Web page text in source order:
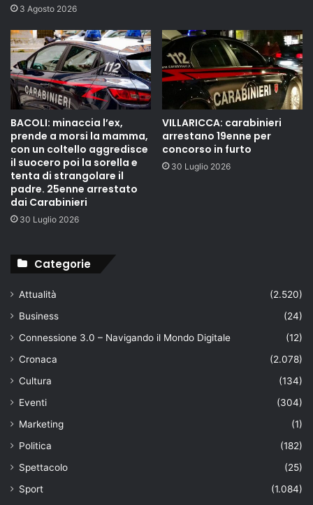
3 Agosto 2026
BACOLI: minaccia l’ex,
prende a morsi la mamma,
con un coltello aggredisce
il suocero poi la sorella e
tenta di strangolare il
padre. 25enne arrestato
dai Carabinieri
30 Luglio 2026
VILLARICCA: carabinieri
arrestano 19enne per
concorso in furto
30 Luglio 2026
Categorie
Attualità
(2.520)
Business
(24)
Connessione 3.0 – Navigando il Mondo Digitale
(12)
Cronaca
(2.078)
Cultura
(134)
Eventi
(304)
Marketing
(1)
Politica
(182)
Spettacolo
(25)
Sport
(1.084)